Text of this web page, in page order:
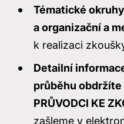
Tématické
a organizační a
k realizaci
Detailní
průběhu obdržíte
PRŮVODCI KE
zašleme v